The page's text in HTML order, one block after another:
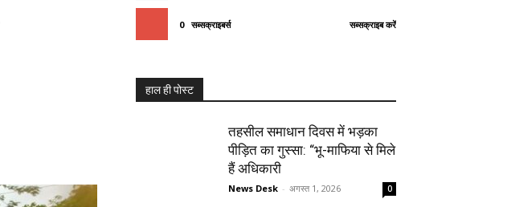
0 सब्सक्राइबर्स सब्सक्राइब करें
हाल ही पोस्ट
तहसील समाधान दिवस में भड़का
पीड़ित का गुस्सा: “भू-माफिया से मिले
हैं अधिकारी
News Desk - अगस्त 1, 2026 0